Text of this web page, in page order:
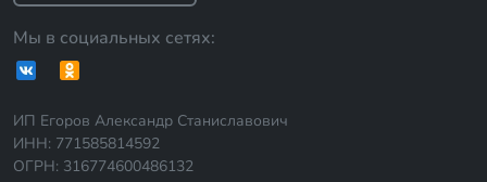
Мы в социальных сетях:
ИП Егоров Александр Станиславович
ИНН: 771585814592
ОГРН: 316774600486132